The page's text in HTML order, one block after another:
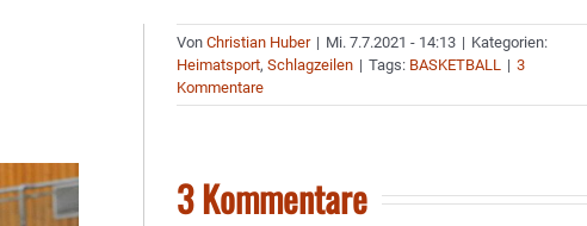
VonChristian Huber | Mi. 7.7.2021 - 14:13 | Kategorien:
Heimatsport,Schlagzeilen | Tags: BASKETBALL | 3
Kommentare
3 Kommentare